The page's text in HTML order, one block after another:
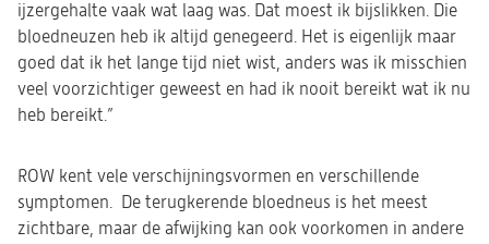
ijzergehalte vaak wat laag was. Dat moest ik bijslikken. Die
bloedneuzen heb ik altijd genegeerd. Het is eigenlijk maar
goed dat ik het lange tijd niet wist, anders was ik misschien
veel voorzichtiger geweest en had ik nooit bereikt wat ik nu
heb bereikt.”
ROW kent vele verschijningsvormen en verschillende
symptomen. De terugkerende bloedneus is het meest
zichtbare, maar de afwijking kan ook voorkomen in andere